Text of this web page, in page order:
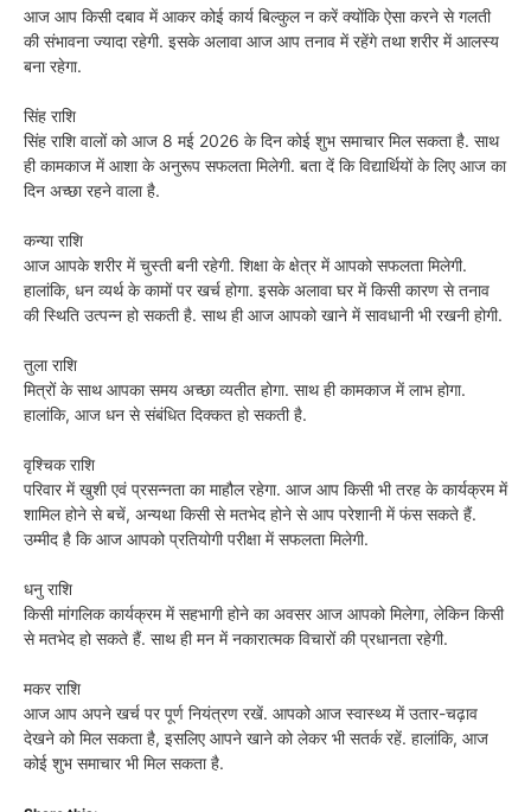
आज आप किसी दबाव में आकर कोई कार्य बिल्कुल न करें क्योंकि ऐसा करने से गलती
की संभावना ज्यादा रहेगी. इसके अलावा आज आप तनाव में रहेंगे तथा शरीर में आलस्य
बना रहेगा.
सिंह राशि
सिंह राशि वालों को आज 8 मई 2026 के दिन कोई शुभ समाचार मिल सकता है. साथ
ही कामकाज में आशा के अनुरूप सफलता मिलेगी. बता दें कि विद्यार्थियों के लिए आज का
दिन अच्छा रहने वाला है.
कन्या राशि
आज आपके शरीर में चुस्ती बनी रहेगी. शिक्षा के क्षेत्र में आपको सफलता मिलेगी.
हालांकि, धन व्यर्थ के कामों पर खर्च होगा. इसके अलावा घर में किसी कारण से तनाव
की स्थिति उत्पन्न हो सकती है. साथ ही आज आपको खाने में सावधानी भी रखनी होगी.
तुला राशि
मित्रों के साथ आपका समय अच्छा व्यतीत होगा. साथ ही कामकाज में लाभ होगा.
हालांकि, आज धन से संबंधित दिक्कत हो सकती है.
वृश्चिक राशि
परिवार में खुशी एवं प्रसन्नता का माहौल रहेगा. आज आप किसी भी तरह के कार्यक्रम में
शामिल होने से बचें, अन्यथा किसी से मतभेद होने से आप परेशानी में फंस सकते हैं.
उम्मीद है कि आज आपको प्रतियोगी परीक्षा में सफलता मिलेगी.
धनु राशि
किसी मांगलिक कार्यक्रम में सहभागी होने का अवसर आज आपको मिलेगा, लेकिन किसी
से मतभेद हो सकते हैं. साथ ही मन में नकारात्मक विचारों की प्रधानता रहेगी.
मकर राशि
आज आप अपने खर्च पर पूर्ण नियंत्रण रखें. आपको आज स्वास्थ्य में उतार-चढ़ाव
देखने को मिल सकता है, इसलिए आपने खाने को लेकर भी सतर्क रहें. हालांकि, आज
कोई शुभ समाचार भी मिल सकता है.